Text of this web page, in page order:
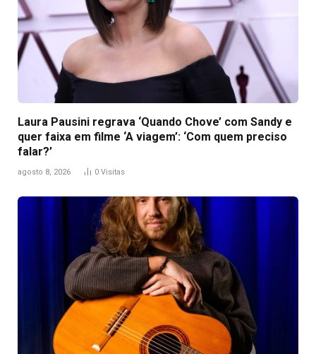
Laura Pausini regrava ‘Quando Chove’ com Sandy e
quer faixa em filme ‘A viagem’: ‘Com quem preciso
falar?’
agosto 8, 2026 0 Visitas